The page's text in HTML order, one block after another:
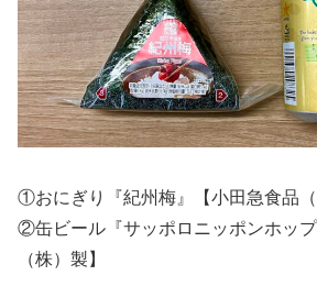
①おにぎり『紀州梅』【小田急食品（
②缶ビール『サッポロニッポンホッ
（株）製】